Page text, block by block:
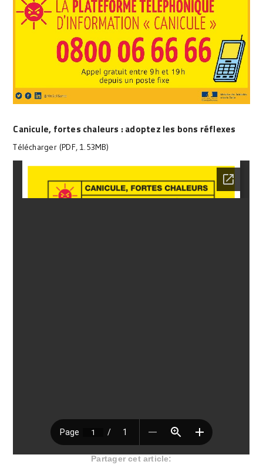
Canicule, fortes chaleurs : adoptez les bons réflexes
Télécharger (PDF, 1.53MB)
Partager cet article: